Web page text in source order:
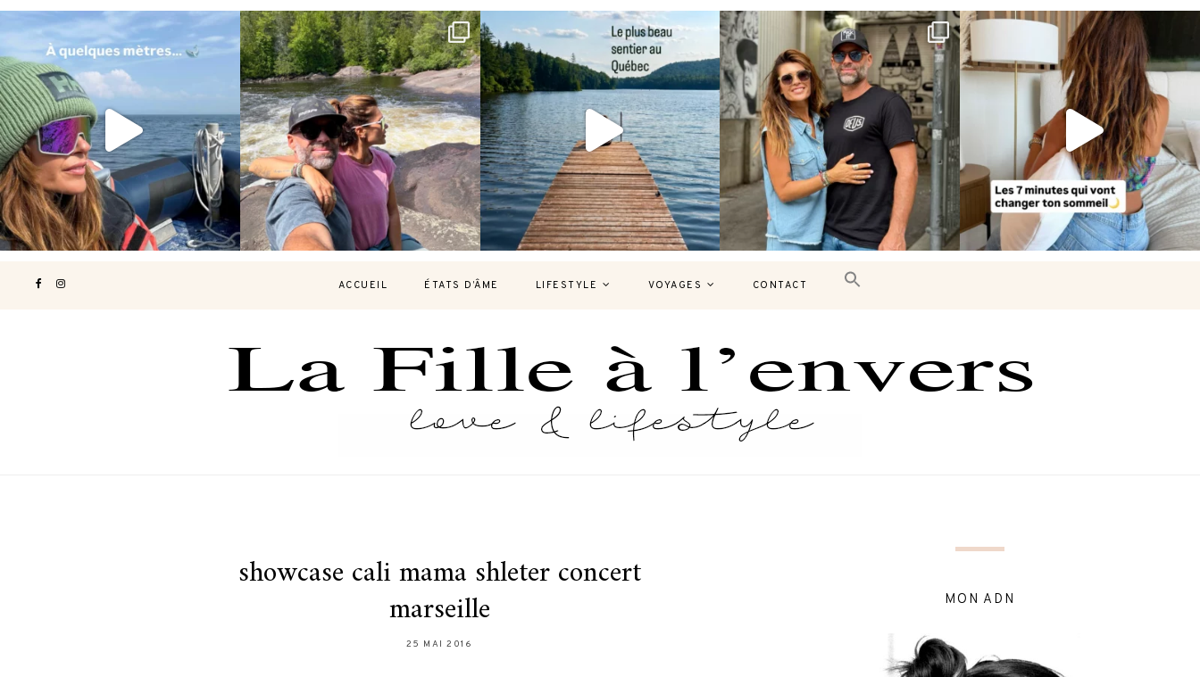
Voir une baleine en photo, c’est
impressionnant 🐋...
203
Les Laurentides, le Québec version
nature.
...
314 47
Et si je te disais qu’il existe un sentier où
127 37
Montréal, une très belle surprise 🇨🇦
J’ai...
450
Le sommeil est essentiel à notre bien-
être… et...
102 14
ACCUEIL ÉTATS D’ÂME LIFESTYLE VOYAGES CONTACT
showcase cali mama shleter concert
marseille
25 MAI 2016
MON ADN